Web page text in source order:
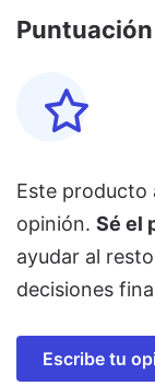
Este producto
opinión. Sé el
ayudar al
decisiones
Escribe tu